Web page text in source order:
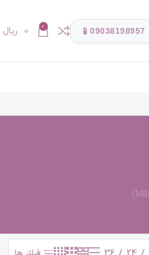
📱 09038198957
0
0 ریال